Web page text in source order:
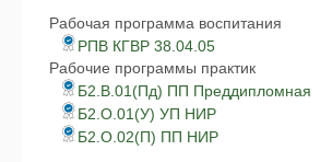
Рабочая программа воспитания
РПВ КГВР 38.04.05
Рабочие программы практик
Б2.В.01(Пд) ПП Преддипломная
Б2.О.01(У) УП НИР
Б2.О.02(П) ПП НИР